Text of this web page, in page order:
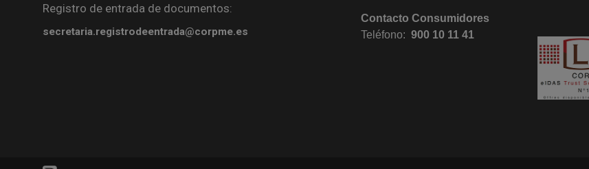
Registro de entrada de documentos:
secretaria.registrodeentrada@corpme.es
Contacto Consumidores
Teléfono:900 10 11 41